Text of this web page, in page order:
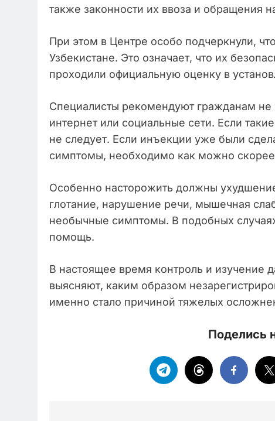
также законности их ввоза и обращения
При этом в Центре особо подчеркнули,
Узбекистане. Это означает, что их
проходили официальную оценку в
Специалисты рекомендуют гражданам не
интернет или социальные сети. Если
не следует. Если инъекции уже были
симптомы, необходимо как можно скорее
Особенно насторожить должны
глотание, нарушение речи, мышечная
необычные симптомы. В подобных
помощь.
В настоящее время контроль и изучение
выясняют, каким образом
именно стало причиной тяжелых
Поделись